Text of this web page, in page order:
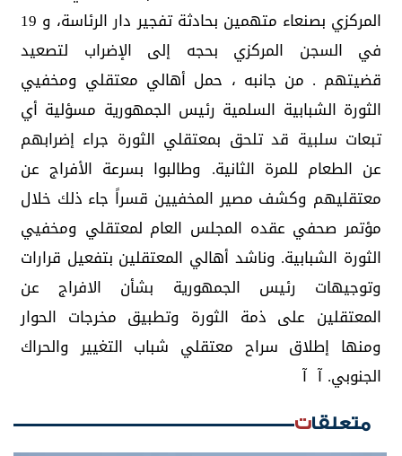
المركزي بصنعاء متهمين بحادثة تفجير دار الرئاسة، و 19
في السجن المركزي بحجه إلى الإضراب لتصعيد
قضيتهم . من جانبه ، حمل أهالي معتقلي ومخفيي
الثورة الشبابية السلمية رئيس الجمهورية مسؤلية أي
تبعات سلبية قد تلحق بمعتقلي الثورة جراء إضرابهم
عن الطعام للمرة الثانية. وطالبوا بسرعة الأفراج عن
معتقليهم وكشف مصير المخفيين قسراً جاء ذلك خلال
مؤتمر صحفي عقده المجلس العام لمعتقلي ومخفيي
الثورة الشبابية. وناشد أهالي المعتقلين بتفعيل قرارات
وتوجيهات رئيس الجمهورية بشأن الافراج عن
المعتقلين على ذمة الثورة وتطبيق مخرجات الحوار
ومنها إطلاق سراح معتقلي شباب التغيير والحراك
الجنوبي. آ آ
متعلقات